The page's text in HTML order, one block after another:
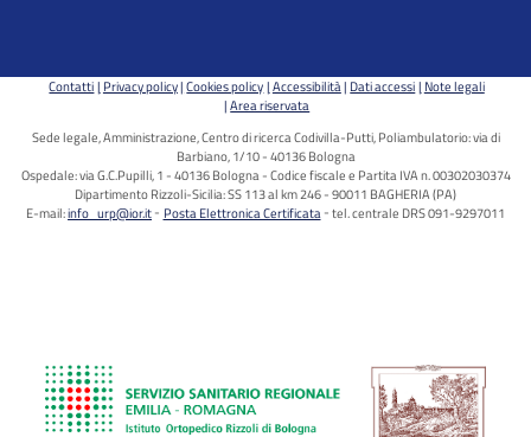
Contatti Privacy policy Cookies policy Accessibilità Dati accessi Note legali
Area riservata
Sede legale, Amministrazione, Centro di ricerca Codivilla-Putti, Poliambulatorio: via di
Barbiano, 1/10 - 40136 Bologna
Ospedale: via G.C.Pupilli, 1 - 40136 Bologna - Codice fiscale e Partita IVA n. 00302030374
Dipartimento Rizzoli-Sicilia: SS 113 al km 246 - 90011 BAGHERIA (PA)
E-mail:info_urp@ior.it Posta Elettronica Certificata tel. centrale DRS 091-9297011